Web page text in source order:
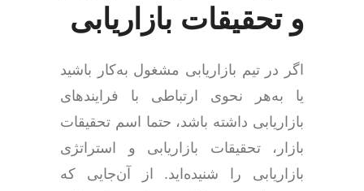
و تحقیقات بازاریابی
اگر در تیم بازاریابی مشغول به‌کار باشید
یا به‌هر نحوی ارتباطی با فرایندهای
بازاریابی داشته باشد، حتما اسم تحقیقات
بازار، تحقیقات بازاریابی و استراتژی
بازاریابی را شنیده‌اید. از آن‌جایی که